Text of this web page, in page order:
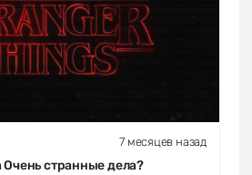
7 месяцев назад
Очень странные дела?